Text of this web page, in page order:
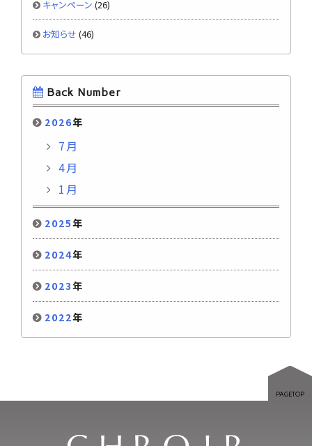
キャンペーン (26)
お知らせ (46)
Back Number
2026年
7月
4月
1月
2025年
2024年
2023年
2022年
PAGETOP